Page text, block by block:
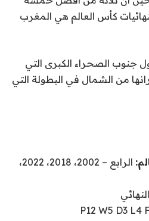
كأس العالم هي المغرب
جنوب الصحراء الكبرى التي
من الشمال في البطولة التي
الرابع – 2002، 2018، 2022،